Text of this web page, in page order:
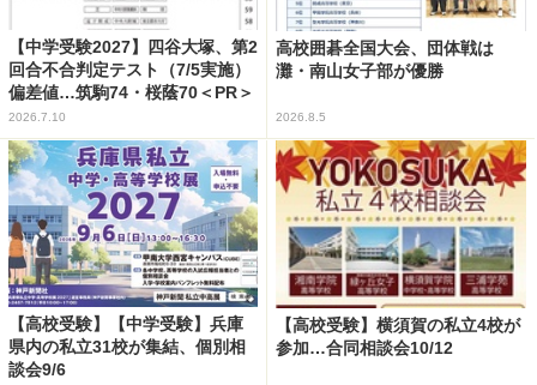
【中学受験2027】四谷大塚、第2
回合不合判定テスト（7/5実施）
偏差値…筑駒74・桜蔭70＜PR＞
2026.7.10
高校囲碁全国大会、団体戦は
灘・南山女子部が優勝
2026.8.5
【高校受験】【中学受験】兵庫
県内の私立31校が集結、個別相
談会9/6
【高校受験】横須賀の私立4校が
参加…合同相談会10/12